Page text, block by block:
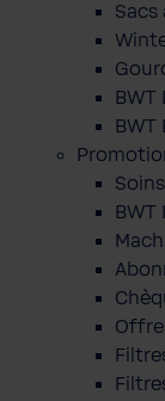
Sacs
BWT
BWT